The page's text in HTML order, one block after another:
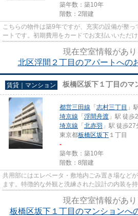
築年数：築10年
階数：2階建
こちらの物件は築9年ですが、充実の設備が整
ートです。初期費用をカードでお支払いいただ
現在空室情報があり
北区浮間２丁目のアパートへの
賃貸｜マンション 板橋区坂下１丁目のマ
都営三田線 「 志村三丁目 」
埼京線 「 浮間舟渡 」駅 徒歩
埼京線 「 北赤羽 」駅 徒歩27
東京都板橋区坂下 １丁目
-
築年数：築10年
階数：8階建
共用部にはエレベータ・敷地内ごみ置き場など
ます。特徴的な外観と洗練された設計の内装を
現在空室情報があり
板橋区坂下１丁目のマンションへ